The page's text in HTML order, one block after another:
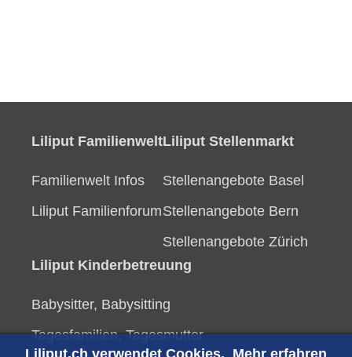
Liliput Familienwelt
Familienwelt Infos
Liliput Familienforum
Liliput Stellenmarkt
Stellenangebote Basel
Stellenangebote Bern
Stellenangebote Zürich
Liliput Kinderbetreuung
Babysitter, Babysitting
Tagesfamilien, Tagesmutter
Liliput.ch verwendet Cookies. Mehr erfahren